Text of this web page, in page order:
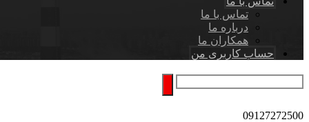
تماس با ما
درباره ما
همکاران ما
حساب کاربری من
09127272500